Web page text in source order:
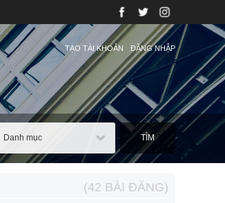
ĐĂNG NHẬP
TẠO TÀI KHOẢN
Danh mục TÌM
(42 BÀI ĐĂNG)